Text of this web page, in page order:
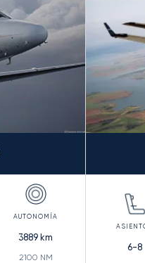
3889 km
2100 NM
6-8